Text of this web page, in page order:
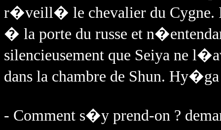
r�veill� le chevalier du Cygne.
� la porte du russe et
silencieusement que Seiya ne
dans la chambre de Shun.
- Comment s�y prend-on ?